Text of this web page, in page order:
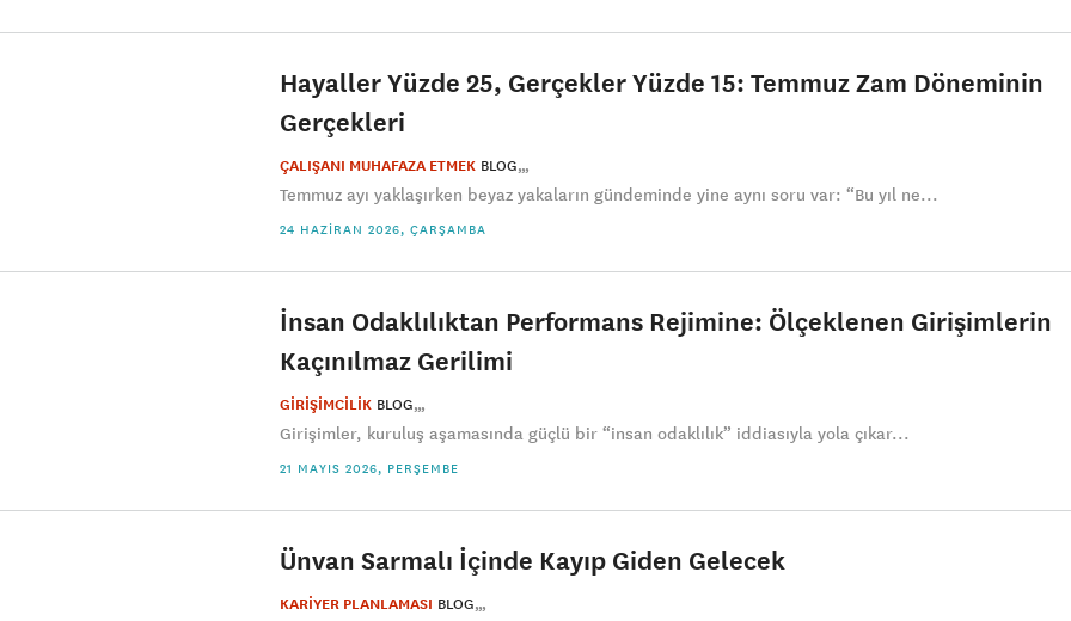
Hayaller Yüzde 25, Gerçekler Yüzde 15: Temmuz Zam Döneminin
Gerçekleri
ÇALIŞANI MUHAFAZA ETMEK BLOG
Temmuz ayı yaklaşırken beyaz yakaların gündeminde yine aynı soru var: “Bu yıl ne...
24 HAZIRAN 2026, ÇARŞAMBA
İnsan Odaklılıktan Performans Rejimine: Ölçeklenen Girişimlerin
Kaçınılmaz Gerilimi
GİRİŞİMCİLİK BLOG
Girişimler, kuruluş aşamasında güçlü bir “insan odaklılık” iddiasıyla yola çıkar...
21 MAYIS 2026, PERŞEMBE
Ünvan Sarmalı İçinde Kayıp Giden Gelecek
KARİYER PLANLAMASI BLOG